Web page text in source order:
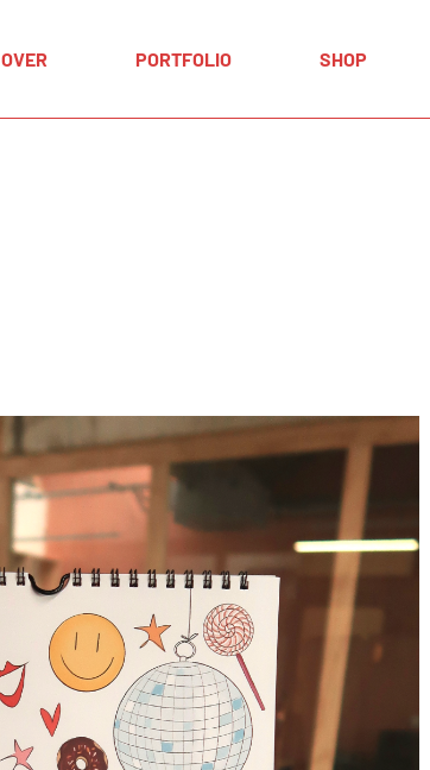
OVER PORTFOLIO SHOP